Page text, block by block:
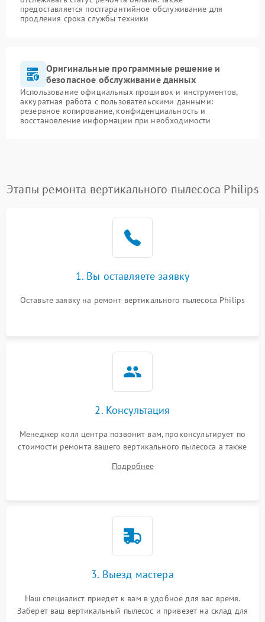
предоставляется постгарантийное обслуживание для
продления срока службы техники
Оригинальные программные решение и
безопасное обслуживание данных
Использование официальных прошивок и инструментов,
аккуратная работа с пользовательскими данными:
резервное копирование, конфиденциальность и
восстановление информации при необходимости
Этапы ремонта вертикального пылесоса Philips
1. Вы оставляете заявку
Оставьте заявку на ремонт вертикального пылесоса Philips
2. Консультация
Менеджер колл центра позвонит вам, проконсультирует по
стоимости ремонта вашего вертикального пылесоса а также
Подробнее
3. Выезд мастера
Наш специалист приедет к вам в удобное для вас время.
Заберет ваш вертикальный пылесос и привезет на склад для